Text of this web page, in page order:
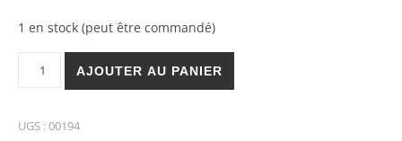
1 en stock (peut être commandé)
AJOUTER AU PANIER
UGS :00194